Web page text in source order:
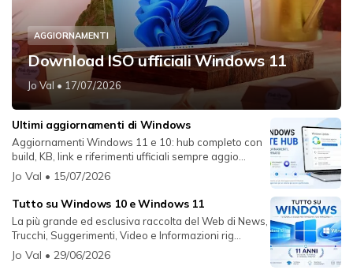
AGGIORNAMENTI
Download ISO ufficiali Windows 11
Jo Val • 17/07/2026
Ultimi aggiornamenti di Windows
Aggiornamenti Windows 11 e 10: hub completo con
build, KB, link e riferimenti ufficiali sempre aggio...
Jo Val • 15/07/2026
Tutto su Windows 10 e Windows 11
La più grande ed esclusiva raccolta del Web di News,
Trucchi, Suggerimenti, Video e Informazioni rig...
Jo Val • 29/06/2026